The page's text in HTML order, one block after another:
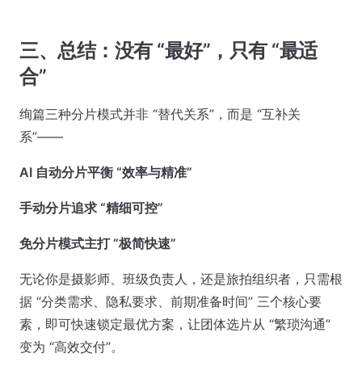
三、总结：没有 “最好”，只有 “最适
合”
绚篇三种分片模式并非 “替代关系”，而是 “互补关
系”——
AI 自动分片平衡 “效率与精准”
手动分片追求 “精细可控”
免分片模式主打 “极简快速”
无论你是摄影师、班级负责人，还是旅拍组织者，只需根
据 “分类需求、隐私要求、前期准备时间” 三个核心要
素，即可快速锁定最优方案，让团体选片从 “繁琐沟通”
变为 “高效交付”。